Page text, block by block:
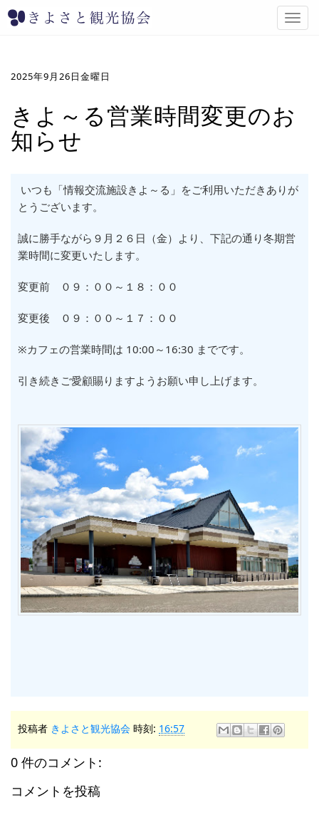
T
o
a
t
n
2025年9月26日金曜日
きよ～る営業時間変更のお
知らせ
いつも「情報交流施設きよ～る」をご利用いただきありが
とうございます。
誠に勝手ながら９月２６日（金）より、下記の通り冬期営
業時間に変更いたします。
変更前 ０９：００～１８：００
変更後 ０９：００～１７：００
※カフェの営業時間は 10:00～16:30 までです。
引き続きご愛顧賜りますようお願い申し上げます。
投稿者 きよさと観光協会 時刻: 16:57
0 件のコメント:
コメントを投稿